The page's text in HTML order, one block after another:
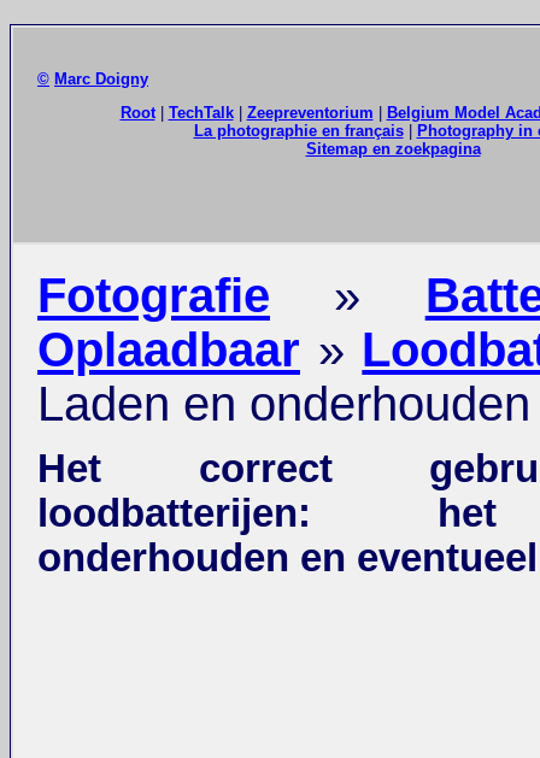
© Marc Doigny
Root| TechTalk| Zeepreventorium
Belgium Model
La photographie en français|
Photography in
Sitemap en zoekpagina
Fotografie »
Oplaadbaar »
Laden en onderhouden
Het correct
loodbatterijen:
onderhouden en